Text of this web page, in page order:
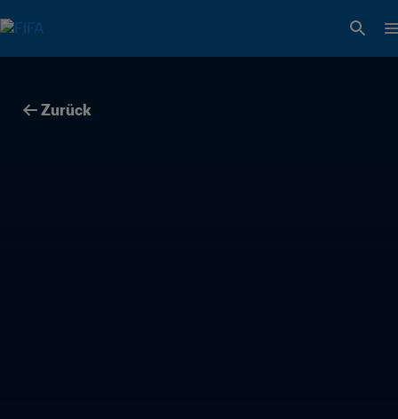
Zurück